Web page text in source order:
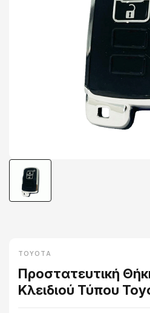
TOYOTA
Προστατευτική
Κλειδιού Τύπου